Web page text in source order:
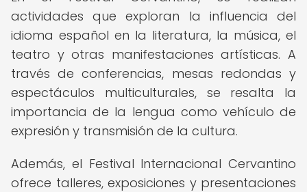
actividades que exploran la influencia del
idioma español en la literatura, la música, el
teatro y otras manifestaciones artísticas. A
través de conferencias, mesas redondas y
espectáculos multiculturales, se resalta la
importancia de la lengua como vehículo de
expresión y transmisión de la cultura.
Además, el Festival Internacional Cervantino
ofrece talleres, exposiciones y presentaciones